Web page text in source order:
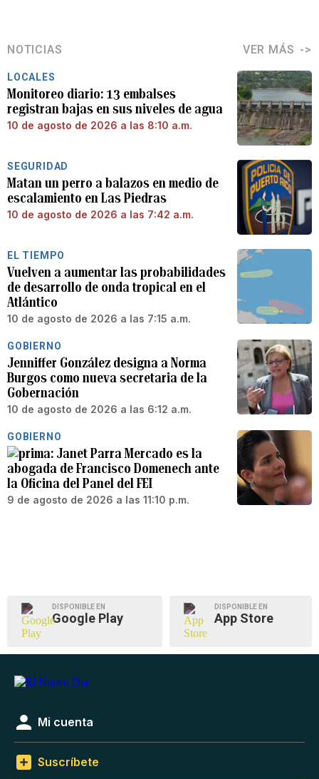
NOTICIAS VER MÁS
LOCALES
Monitoreo diario: 13 embalses
registran bajas en sus niveles de agua
10 de agosto de 2026 a las 8:10 a.m.
SEGURIDAD
Matan un perro a balazos en medio de
escalamiento en Las Piedras
10 de agosto de 2026 a las 7:42 a.m.
EL TIEMPO
Vuelven a aumentar las probabilidades
de desarrollo de onda tropical en el
Atlántico
10 de agosto de 2026 a las 7:15 a.m.
GOBIERNO
Jenniffer González designa a Norma
Burgos como nueva secretaria de la
Gobernación
10 de agosto de 2026 a las 6:12 a.m.
GOBIERNO
Janet Parra Mercado es la
abogada de Francisco Domenech ante
la Oficina del Panel del FEI
9 de agosto de 2026 a las 11:10 p.m.
DISPONIBLE EN
Google Play
DISPONIBLE EN
App Store
Mi cuenta
Suscríbete